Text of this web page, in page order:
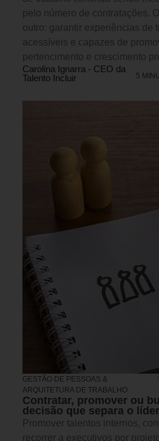
pelo número de contratações.
outro: garantir experiências de
acessíveis e capazes de
pertencimento e crescimento
Carolina Ignarra - CEO da
Talento Incluir
5
GESTÃO DE PESSOAS &
ARQUITETURA DE TRABALHO
Contratar, promover ou
decisão que separa o
Promover talentos internos,
recorrer a executivos por